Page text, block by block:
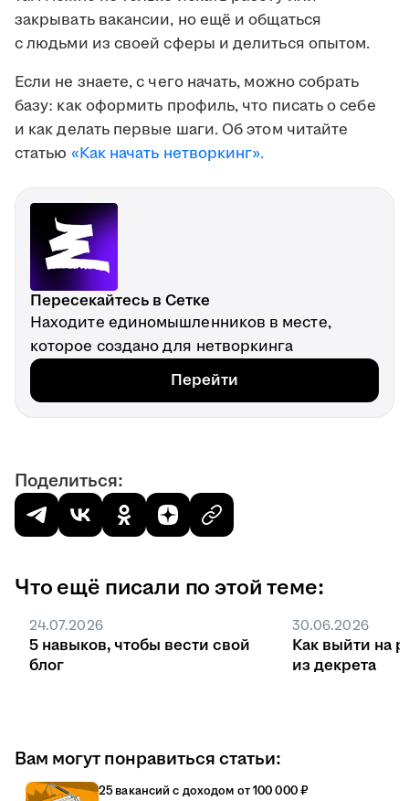
закрывать вакансии, но ещё и общаться
с людьми из своей сферы и делиться опытом.
Если не знаете, с чего начать, можно собрать
базу: как оформить профиль, что писать о себе
и как делать первые шаги. Об этом читайте
статью «Как начать нетворкинг».
Пересекайтесь в Сетке
Находите единомышленников в месте,
которое создано для нетворкинга
Перейти
Поделиться:
Что ещё писали по этой теме:
24.07.2026
5 навыков, чтобы вести свой
блог
30.06.2026
Как выйти на
из декрета
Вам могут понравиться статьи:
25 вакансий с доходом от 100 000 ₽